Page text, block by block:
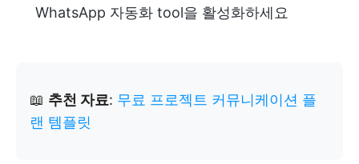
WhatsApp 자동화 tool을 활성화하세요
📖 추천 자료: 무료 프로젝트 커뮤니케이션 플
랜 템플릿